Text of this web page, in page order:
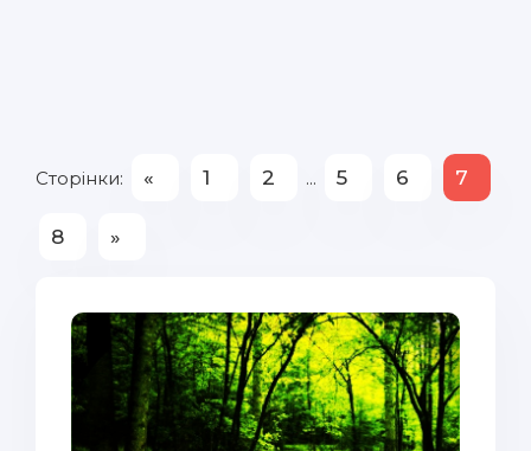
Сторінки: « 1 2 ... 5 6 7
8 »